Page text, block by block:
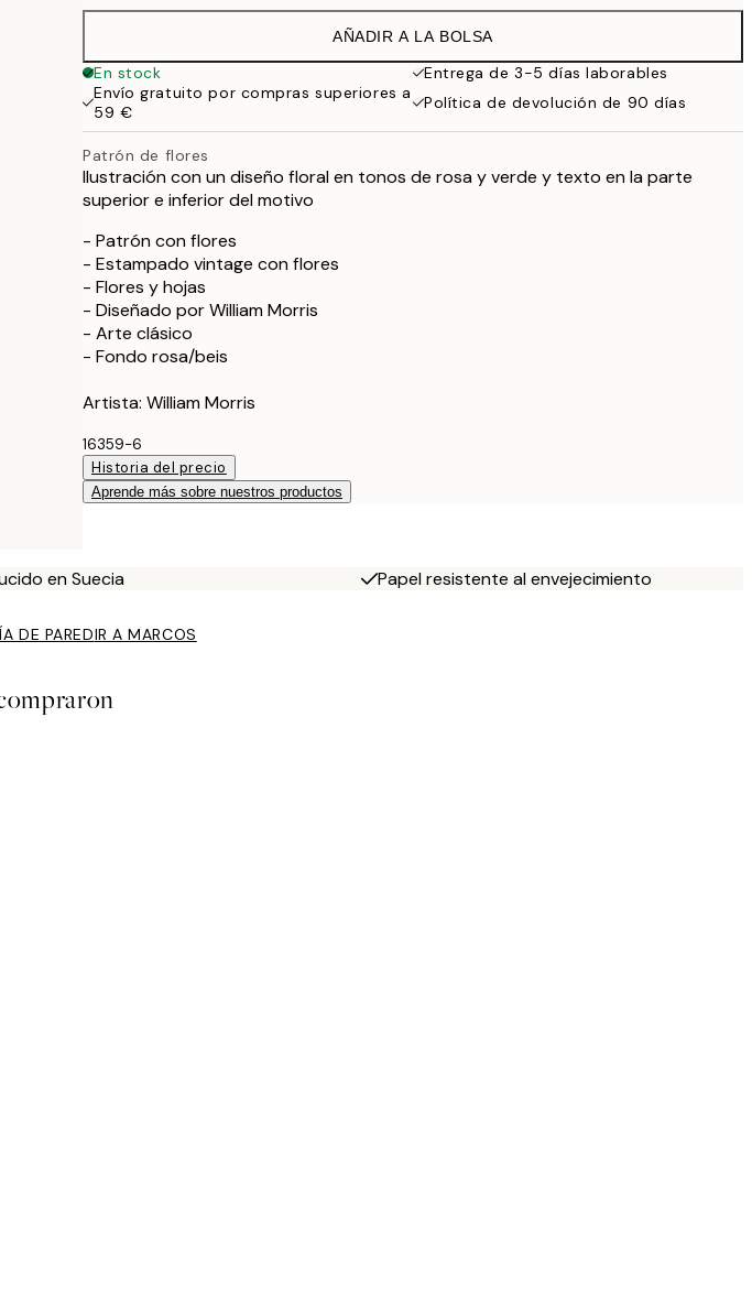
32,45 €
49 €
AÑADIR A LA BOLSA
En stock
Entrega de 3-5 días laborables
Envío gratuito por compras superiores a
59 €
Política de devolución de 90 días
Patrón de flores
Ilustración con un diseño floral en tonos de rosa y verde y texto en la parte
superior e inferior del motivo
- Patrón con flores
- Estampado vintage con flores
- Flores y hojas
- Diseñado por William Morris
- Arte clásico
- Fondo rosa/beis
Artista: William Morris
16359-6
Historia del precio
Aprende más sobre nuestros productos
en Suecia Papel resistente al envejecimiento
DE PAREDIR A MARCOS